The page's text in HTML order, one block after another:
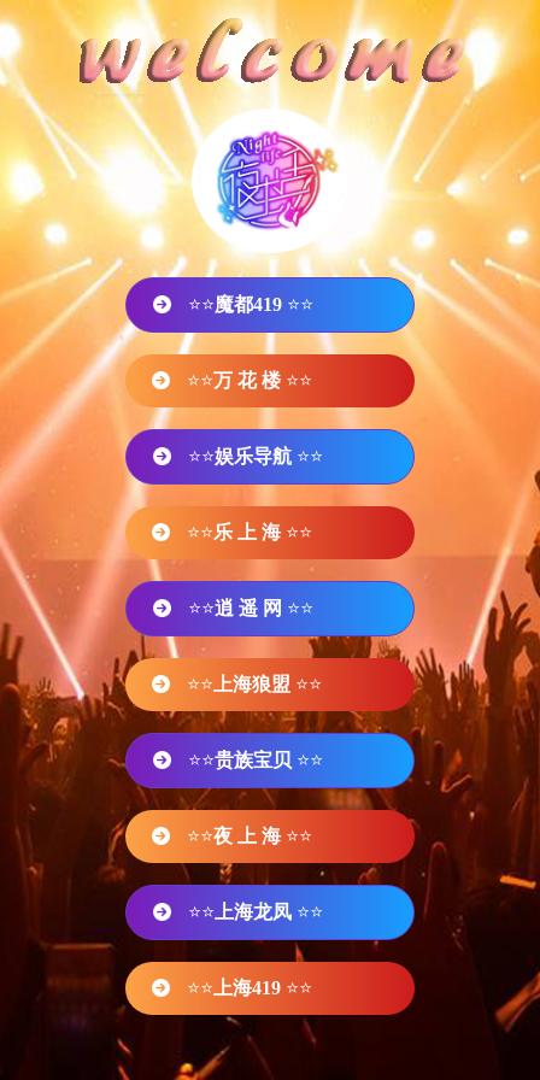
⭐⭐魔都419 ⭐⭐
⭐⭐万 花 楼 ⭐⭐
⭐⭐娱乐导航 ⭐⭐
⭐⭐乐 上 海 ⭐⭐
⭐⭐逍 遥 网 ⭐⭐
⭐⭐ 上海狼盟 ⭐⭐
⭐⭐贵族宝贝 ⭐⭐
⭐⭐夜 上 海 ⭐⭐
⭐⭐ 上海龙凤 ⭐⭐
⭐⭐ 上海419 ⭐⭐